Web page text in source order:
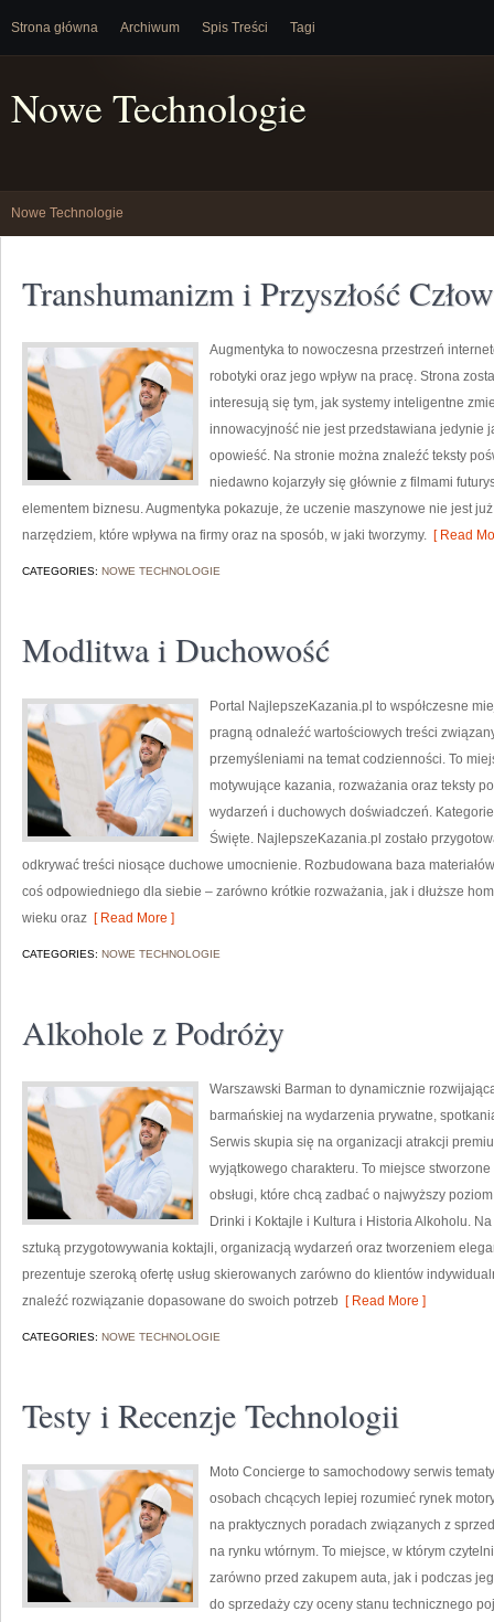
Strona główna Archiwum Spis Treści Tagi
Nowe Technologie
Nowe Technologie
Transhumanizm i Przyszłość
Augmentyka to nowoczesna przestrzeń
robotyki oraz jego wpływ na pracę. Strona
interesują się tym, jak systemy inteligentne
innowacyjność nie jest przedstawiana jedynie
opowieść. Na stronie można znaleźć teksty
niedawno kojarzyły się głównie z filmami
elementem biznesu. Augmentyka pokazuje, że uczenie maszynowe nie jest
narzędziem, które wpływa na firmy oraz na sposób, w jaki tworzymy. [ Read
CATEGORIES: NOWE TECHNOLOGIE
Modlitwa i Duchowość
Portal NajlepszeKazania.pl to współczesne
pragną odnaleźć wartościowych treści
przemyśleniami na temat codzienności. To
motywujące kazania, rozważania oraz teksty
wydarzeń i duchowych doświadczeń.
Święte. NajlepszeKazania.pl zostało
odkrywać treści niosące duchowe umocnienie. Rozbudowana baza
coś odpowiedniego dla siebie – zarówno krótkie rozważania, jak i dłuższe
wieku oraz [ Read More ]
CATEGORIES: NOWE TECHNOLOGIE
Alkohole z Podróży
Warszawski Barman to dynamicznie
barmańskiej na wydarzenia prywatne,
Serwis skupia się na organizacji atrakcji
wyjątkowego charakteru. To miejsce
obsługi, które chcą zadbać o najwyższy
Drinki i Koktajle i Kultura i Historia Alkoholu.
sztuką przygotowywania koktajli, organizacją wydarzeń oraz tworzeniem
prezentuje szeroką ofertę usług skierowanych zarówno do klientów
znaleźć rozwiązanie dopasowane do swoich potrzeb [ Read More ]
CATEGORIES: NOWE TECHNOLOGIE
Testy i Recenzje Technologii
Moto Concierge to samochodowy serwis
osobach chcących lepiej rozumieć rynek
na praktycznych poradach związanych z
na rynku wtórnym. To miejsce, w którym
zarówno przed zakupem auta, jak i podczas
do sprzedaży czy oceny stanu technicznego